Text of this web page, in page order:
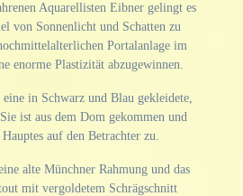
Aquarellisten Eibner gelingt es
von Sonnenlicht und Schatten zu
Portalanlage im
enorme Plastizität abzugewinnen.
in Schwarz und Blau gekleidete,
ist aus dem Dom gekommen und
Hauptes auf den Betrachter zu.
alte Münchner Rahmung und das
mit vergoldetem Schrägschnitt